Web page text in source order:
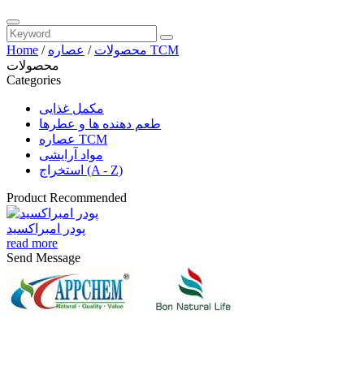
Home / محصولات /
عصاره TCM
محصولات
Categories
مکمل غذایی
طعم دهنده ها و عطرها
عصاره TCM
مواد آرایشی
استخراج (A - Z)
Product Recommended
پودر امبراکسید
read more
Send Message